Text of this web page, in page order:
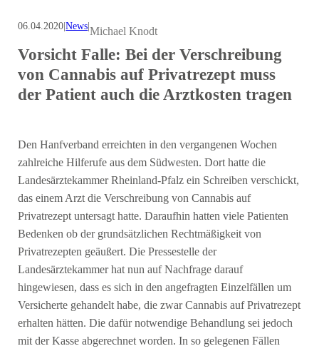
06.04.2020|News|Michael Knodt
Vorsicht Falle: Bei der Verschreibung
von Cannabis auf Privatrezept muss
der Patient auch die Arztkosten tragen
Den Hanfverband erreichten in den vergangenen Wochen
zahlreiche Hilferufe aus dem Südwesten. Dort hatte die
Landesärztekammer Rheinland-Pfalz ein Schreiben verschickt,
das einem Arzt die Verschreibung von Cannabis auf
Privatrezept untersagt hatte. Daraufhin hatten viele Patienten
Bedenken ob der grundsätzlichen Rechtmäßigkeit von
Privatrezepten geäußert. Die Pressestelle der
Landesärztekammer hat nun auf Nachfrage darauf
hingewiesen, dass es sich in den angefragten Einzelfällen um
Versicherte gehandelt habe, die zwar Cannabis auf Privatrezept
erhalten hätten. Die dafür notwendige Behandlung sei jedoch
mit der Kasse abgerechnet worden. In so gelegenen Fällen